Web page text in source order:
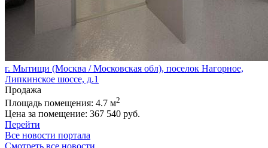
г. Мытищи (Москва / Московская обл), поселок Нагорное,
Липкинское шоссе, д.1
Продажа
Площадь помещения: 4.7 м2
Цена за помещение: 367 540 руб.
Перейти
Все новости портала
Смотреть все новости